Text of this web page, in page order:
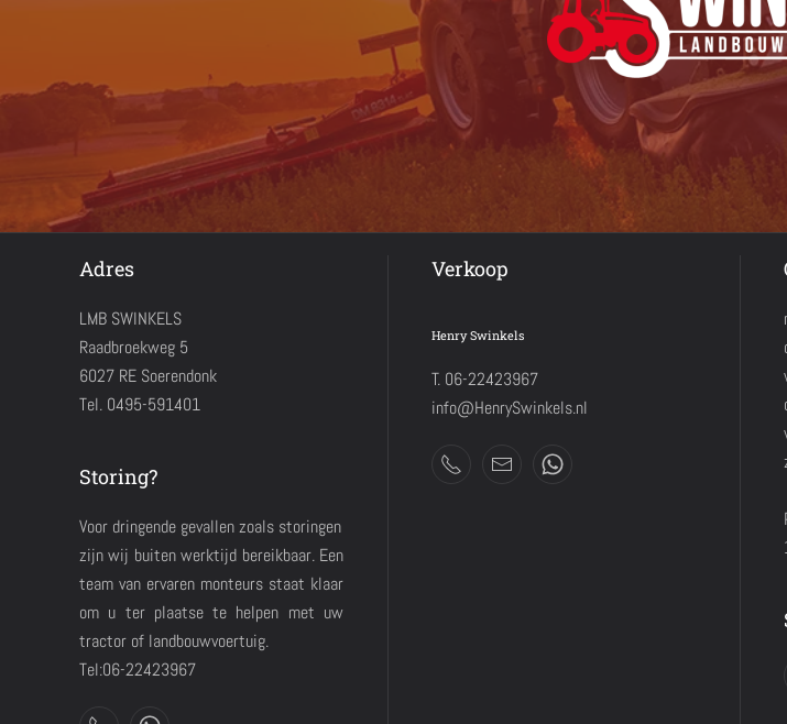
Adres
LMB SWINKELS
Raadbroekweg 5
6027 RE Soerendonk
Tel. 0495-591401
Storing?
Voor dringende gevallen zoals storingen
zijn wij buiten werktijd bereikbaar. Een
team van ervaren monteurs staat klaar
om u ter plaatse te helpen met uw
tractor of landbouwvoertuig.
Tel:06-22423967
Verkoop
Henry Swinkels
T. 06-22423967
info@HenrySwinkels.nl